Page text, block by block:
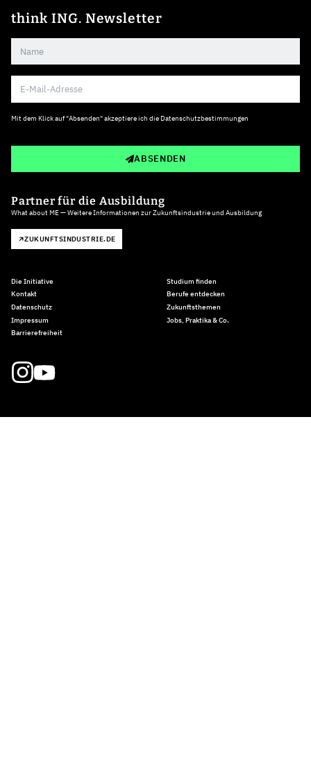
think ING. Newsletter
Mit dem Klick auf "Absenden" akzeptiere ich die Datenschutzbestimmungen
ABSENDEN
Partner für die Ausbildung
What about ME — Weitere Informationen zur Zukunftsindustrie und Ausbildung
ZUKUNFTSINDUSTRIE.DE
Die Initiative
Kontakt
Datenschutz
Impressum
Barrierefreiheit
Studium finden
Berufe entdecken
Zukunftsthemen
Jobs, Praktika & Co.